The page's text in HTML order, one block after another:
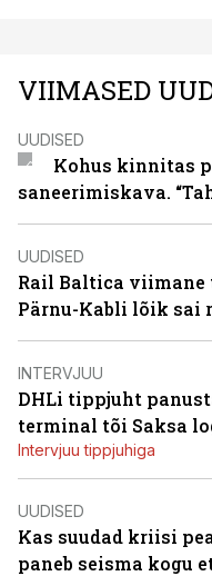
VIIMASED
UUDISED
Kohus kinnitas
saneerimiskava.
UUDISED
Rail Baltica viimane
Pärnu-Kabli lõik sai
INTERVJUU
DHLi tippjuht
terminal tõi Saksa
Intervjuu tippjuhiga
UUDISED
Kas suudad kriisi
paneb seisma kogu